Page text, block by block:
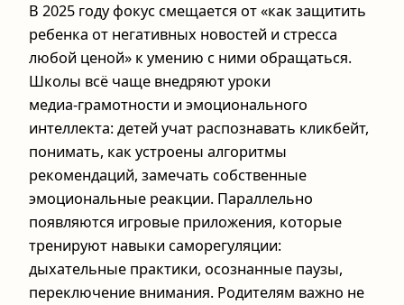
В 2025 году фокус смещается от «как защитить
ребенка от негативных новостей и стресса
любой ценой» к умению с ними обращаться.
Школы всё чаще внедряют уроки
медиа‑грамотности и эмоционального
интеллекта: детей учат распознавать кликбейт,
понимать, как устроены алгоритмы
рекомендаций, замечать собственные
эмоциональные реакции. Параллельно
появляются игровые приложения, которые
тренируют навыки саморегуляции:
дыхательные практики, осознанные паузы,
переключение внимания. Родителям важно не